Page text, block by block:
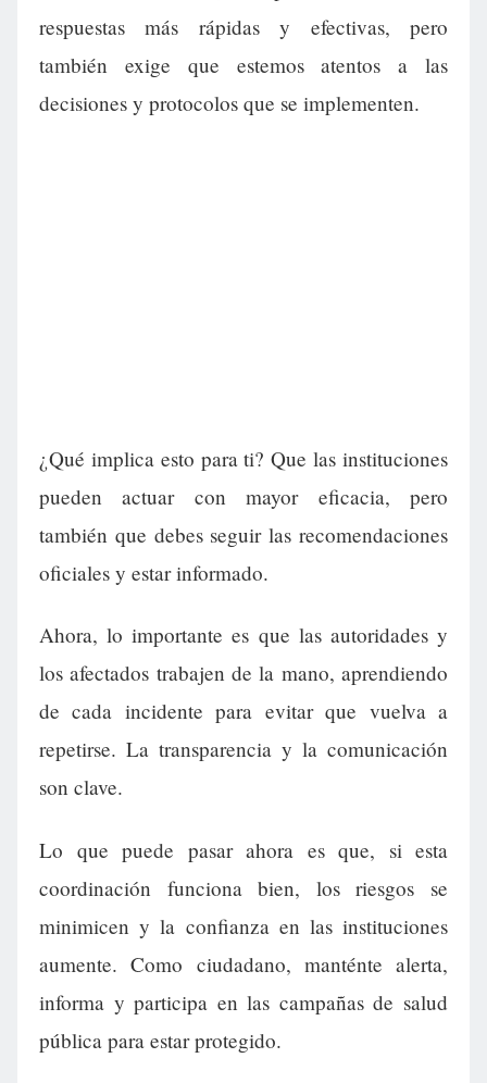
respuestas más rápidas y efectivas, pero
también exige que estemos atentos a las
decisiones y protocolos que se implementen.
¿Qué implica esto para ti? Que las instituciones
pueden actuar con mayor eficacia, pero
también que debes seguir las recomendaciones
oficiales y estar informado.
Ahora, lo importante es que las autoridades y
los afectados trabajen de la mano, aprendiendo
de cada incidente para evitar que vuelva a
repetirse. La transparencia y la comunicación
son clave.
Lo que puede pasar ahora es que, si esta
coordinación funciona bien, los riesgos se
minimicen y la confianza en las instituciones
aumente. Como ciudadano, manténte alerta,
informa y participa en las campañas de salud
pública para estar protegido.